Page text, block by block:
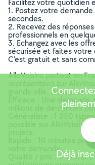
Facilitez votre quotidien
1. Postez votre
secondes.
2. Recevez des
professionnels en
3. Echangez avec les
sécurisée et faites votre
C’est gratuit et sans
AlloVoisins partout en
grande ville, trouvez un
Efficace : Une
millions de demandes
Généraliste : 1 250
possible sur AlloVoisins,
Rapide : 10 minutes
votre demande
Qualité / prix : 4Déjà